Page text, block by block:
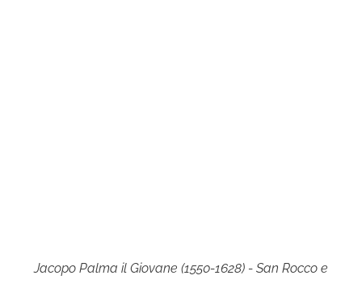
Jacopo Palma il Giovane (1550-1628) - San Rocco e